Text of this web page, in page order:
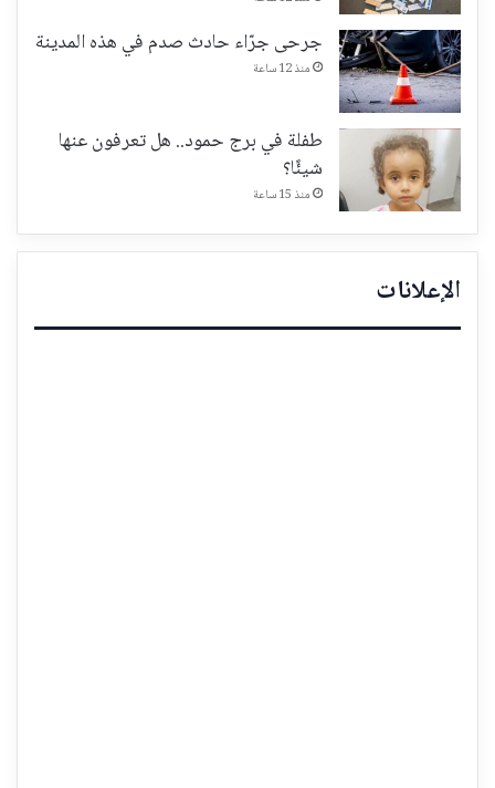
جرحى جرّاء حادث صدم في هذه المدينة
منذ 12 ساعة
طفلة في برج حمود.. هل تعرفون عنها
شيئًا؟
منذ 15 ساعة
الإعلانات